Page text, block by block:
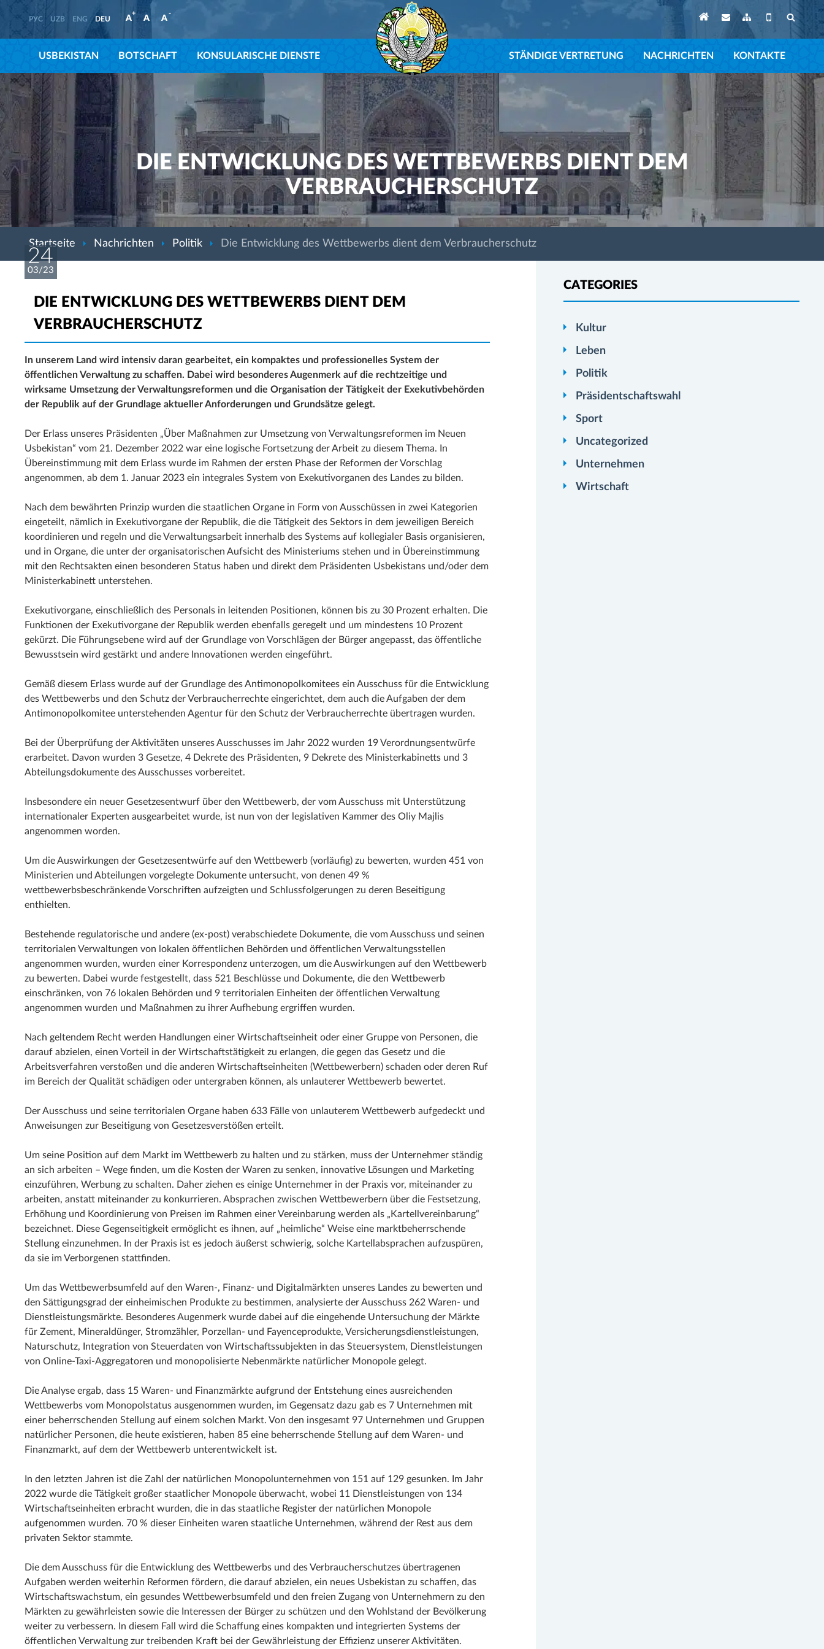
РУС UZB ENG DEU A
+
A A
-
USBEKISTAN BOTSCHAFT KONSULARISCHE DIENSTE STÄNDIGE VERTRETUNG NACHRICHTEN KONTAKTE
DIE ENTWICKLUNG DES WETTBEWERBS DIENT DEM
VERBRAUCHERSCHUTZ
Startseite Nachrichten Politik Die Entwicklung des Wettbewerbs dient dem Verbraucherschutz
24
03/23
DIE ENTWICKLUNG DES WETTBEWERBS DIENT DEM
VERBRAUCHERSCHUTZ
In unserem Land wird intensiv daran gearbeitet, ein kompaktes und professionelles System der
öffentlichen Verwaltung zu schaffen. Dabei wird besonderes Augenmerk auf die rechtzeitige und
wirksame Umsetzung der Verwaltungsreformen und die Organisation der Tätigkeit der Exekutivbehörden
der Republik auf der Grundlage aktueller Anforderungen und Grundsätze gelegt.
Der Erlass unseres Präsidenten „Über Maßnahmen zur Umsetzung von Verwaltungsreformen im Neuen
Usbekistan“ vom 21. Dezember 2022 war eine logische Fortsetzung der Arbeit zu diesem Thema. In
Übereinstimmung mit dem Erlass wurde im Rahmen der ersten Phase der Reformen der Vorschlag
angenommen, ab dem 1. Januar 2023 ein integrales System von Exekutivorganen des Landes zu bilden.
Nach dem bewährten Prinzip wurden die staatlichen Organe in Form von Ausschüssen in zwei Kategorien
eingeteilt, nämlich in Exekutivorgane der Republik, die die Tätigkeit des Sektors in dem jeweiligen Bereich
koordinieren und regeln und die Verwaltungsarbeit innerhalb des Systems auf kollegialer Basis organisieren,
und in Organe, die unter der organisatorischen Aufsicht des Ministeriums stehen und in Übereinstimmung
mit den Rechtsakten einen besonderen Status haben und direkt dem Präsidenten Usbekistans und/oder dem
Ministerkabinett unterstehen.
Exekutivorgane, einschließlich des Personals in leitenden Positionen, können bis zu 30 Prozent erhalten. Die
Funktionen der Exekutivorgane der Republik werden ebenfalls geregelt und um mindestens 10 Prozent
gekürzt. Die Führungsebene wird auf der Grundlage von Vorschlägen der Bürger angepasst, das öffentliche
Bewusstsein wird gestärkt und andere Innovationen werden eingeführt.
Gemäß diesem Erlass wurde auf der Grundlage des Antimonopolkomitees ein Ausschuss für die Entwicklung
des Wettbewerbs und den Schutz der Verbraucherrechte eingerichtet, dem auch die Aufgaben der dem
Antimonopolkomitee unterstehenden Agentur für den Schutz der Verbraucherrechte übertragen wurden.
Bei der Überprüfung der Aktivitäten unseres Ausschusses im Jahr 2022 wurden 19 Verordnungsentwürfe
erarbeitet. Davon wurden 3 Gesetze, 4 Dekrete des Präsidenten, 9 Dekrete des Ministerkabinetts und 3
Abteilungsdokumente des Ausschusses vorbereitet.
Insbesondere ein neuer Gesetzesentwurf über den Wettbewerb, der vom Ausschuss mit Unterstützung
internationaler Experten ausgearbeitet wurde, ist nun von der legislativen Kammer des Oliy Majlis
angenommen worden.
Um die Auswirkungen der Gesetzesentwürfe auf den Wettbewerb (vorläufig) zu bewerten, wurden 451 von
Ministerien und Abteilungen vorgelegte Dokumente untersucht, von denen 49 %
wettbewerbsbeschränkende Vorschriften aufzeigten und Schlussfolgerungen zu deren Beseitigung
enthielten.
Bestehende regulatorische und andere (ex-post) verabschiedete Dokumente, die vom Ausschuss und seinen
territorialen Verwaltungen von lokalen öffentlichen Behörden und öffentlichen Verwaltungsstellen
angenommen wurden, wurden einer Korrespondenz unterzogen, um die Auswirkungen auf den Wettbewerb
zu bewerten. Dabei wurde festgestellt, dass 521 Beschlüsse und Dokumente, die den Wettbewerb
einschränken, von 76 lokalen Behörden und 9 territorialen Einheiten der öffentlichen Verwaltung
angenommen wurden und Maßnahmen zu ihrer Aufhebung ergriffen wurden.
Nach geltendem Recht werden Handlungen einer Wirtschaftseinheit oder einer Gruppe von Personen, die
darauf abzielen, einen Vorteil in der Wirtschaftstätigkeit zu erlangen, die gegen das Gesetz und die
Arbeitsverfahren verstoßen und die anderen Wirtschaftseinheiten (Wettbewerbern) schaden oder deren Ruf
im Bereich der Qualität schädigen oder untergraben können, als unlauterer Wettbewerb bewertet.
Der Ausschuss und seine territorialen Organe haben 633 Fälle von unlauterem Wettbewerb aufgedeckt und
Anweisungen zur Beseitigung von Gesetzesverstößen erteilt.
Um seine Position auf dem Markt im Wettbewerb zu halten und zu stärken, muss der Unternehmer ständig
an sich arbeiten – Wege finden, um die Kosten der Waren zu senken, innovative Lösungen und Marketing
einzuführen, Werbung zu schalten. Daher ziehen es einige Unternehmer in der Praxis vor, miteinander zu
arbeiten, anstatt miteinander zu konkurrieren. Absprachen zwischen Wettbewerbern über die Festsetzung,
Erhöhung und Koordinierung von Preisen im Rahmen einer Vereinbarung werden als „Kartellvereinbarung“
bezeichnet. Diese Gegenseitigkeit ermöglicht es ihnen, auf „heimliche“ Weise eine marktbeherrschende
Stellung einzunehmen. In der Praxis ist es jedoch äußerst schwierig, solche Kartellabsprachen aufzuspüren,
da sie im Verborgenen stattfinden.
Um das Wettbewerbsumfeld auf den Waren-, Finanz- und Digitalmärkten unseres Landes zu bewerten und
den Sättigungsgrad der einheimischen Produkte zu bestimmen, analysierte der Ausschuss 262 Waren- und
Dienstleistungsmärkte. Besonderes Augenmerk wurde dabei auf die eingehende Untersuchung der Märkte
für Zement, Mineraldünger, Stromzähler, Porzellan- und Fayenceprodukte, Versicherungsdienstleistungen,
Naturschutz, Integration von Steuerdaten von Wirtschaftssubjekten in das Steuersystem, Dienstleistungen
von Online-Taxi-Aggregatoren und monopolisierte Nebenmärkte natürlicher Monopole gelegt.
Die Analyse ergab, dass 15 Waren- und Finanzmärkte aufgrund der Entstehung eines ausreichenden
Wettbewerbs vom Monopolstatus ausgenommen wurden, im Gegensatz dazu gab es 7 Unternehmen mit
einer beherrschenden Stellung auf einem solchen Markt. Von den insgesamt 97 Unternehmen und Gruppen
natürlicher Personen, die heute existieren, haben 85 eine beherrschende Stellung auf dem Waren- und
Finanzmarkt, auf dem der Wettbewerb unterentwickelt ist.
In den letzten Jahren ist die Zahl der natürlichen Monopolunternehmen von 151 auf 129 gesunken. Im Jahr
2022 wurde die Tätigkeit großer staatlicher Monopole überwacht, wobei 11 Dienstleistungen von 134
Wirtschaftseinheiten erbracht wurden, die in das staatliche Register der natürlichen Monopole
aufgenommen wurden. 70 % dieser Einheiten waren staatliche Unternehmen, während der Rest aus dem
privaten Sektor stammte.
Die dem Ausschuss für die Entwicklung des Wettbewerbs und des Verbraucherschutzes übertragenen
Aufgaben werden weiterhin Reformen fördern, die darauf abzielen, ein neues Usbekistan zu schaffen, das
Wirtschaftswachstum, ein gesundes Wettbewerbsumfeld und den freien Zugang von Unternehmern zu den
Märkten zu gewährleisten sowie die Interessen der Bürger zu schützen und den Wohlstand der Bevölkerung
weiter zu verbessern. In diesem Fall wird die Schaffung eines kompakten und integrierten Systems der
öffentlichen Verwaltung zur treibenden Kraft bei der Gewährleistung der Effizienz unserer Aktivitäten.
CATEGORIES
Kultur
Leben
Politik
Präsidentschaftswahl
Sport
Uncategorized
Unternehmen
Wirtschaft